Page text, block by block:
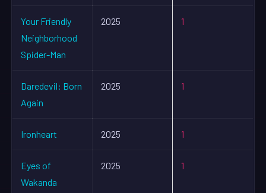
Your Friendly
Neighborhood
Spider-Man
2025 1
Daredevil: Born
Again
2025 1
Ironheart 2025 1
Eyes of
Wakanda
2025 1